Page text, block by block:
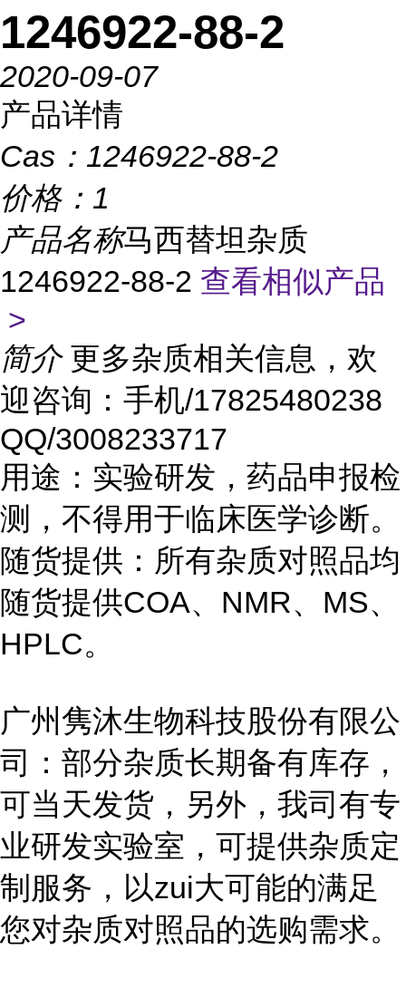
1246922-88-2
2020-09-07
产品详情
Cas： 1246922-88-2
价格： 1
产品名称马西替坦杂质
1246922-88-2 查看相似产品
>
简介 更多杂质相关信息，欢
迎咨询：手机/17825480238
QQ/3008233717
用途：实验研发，药品申报检
测，不得用于临床医学诊断。
随货提供：所有杂质对照品均
随货提供COA、NMR、MS、
HPLC。
广州隽沐生物科技股份有限公
司：部分杂质长期备有库存，
可当天发货，另外，我司有专
业研发实验室，可提供杂质定
制服务，以zui大可能的满足
您对杂质对照品的选购需求。